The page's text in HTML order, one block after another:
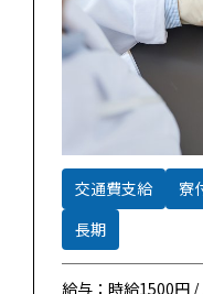
交通費支給 寮
長期
給与：時給1500円